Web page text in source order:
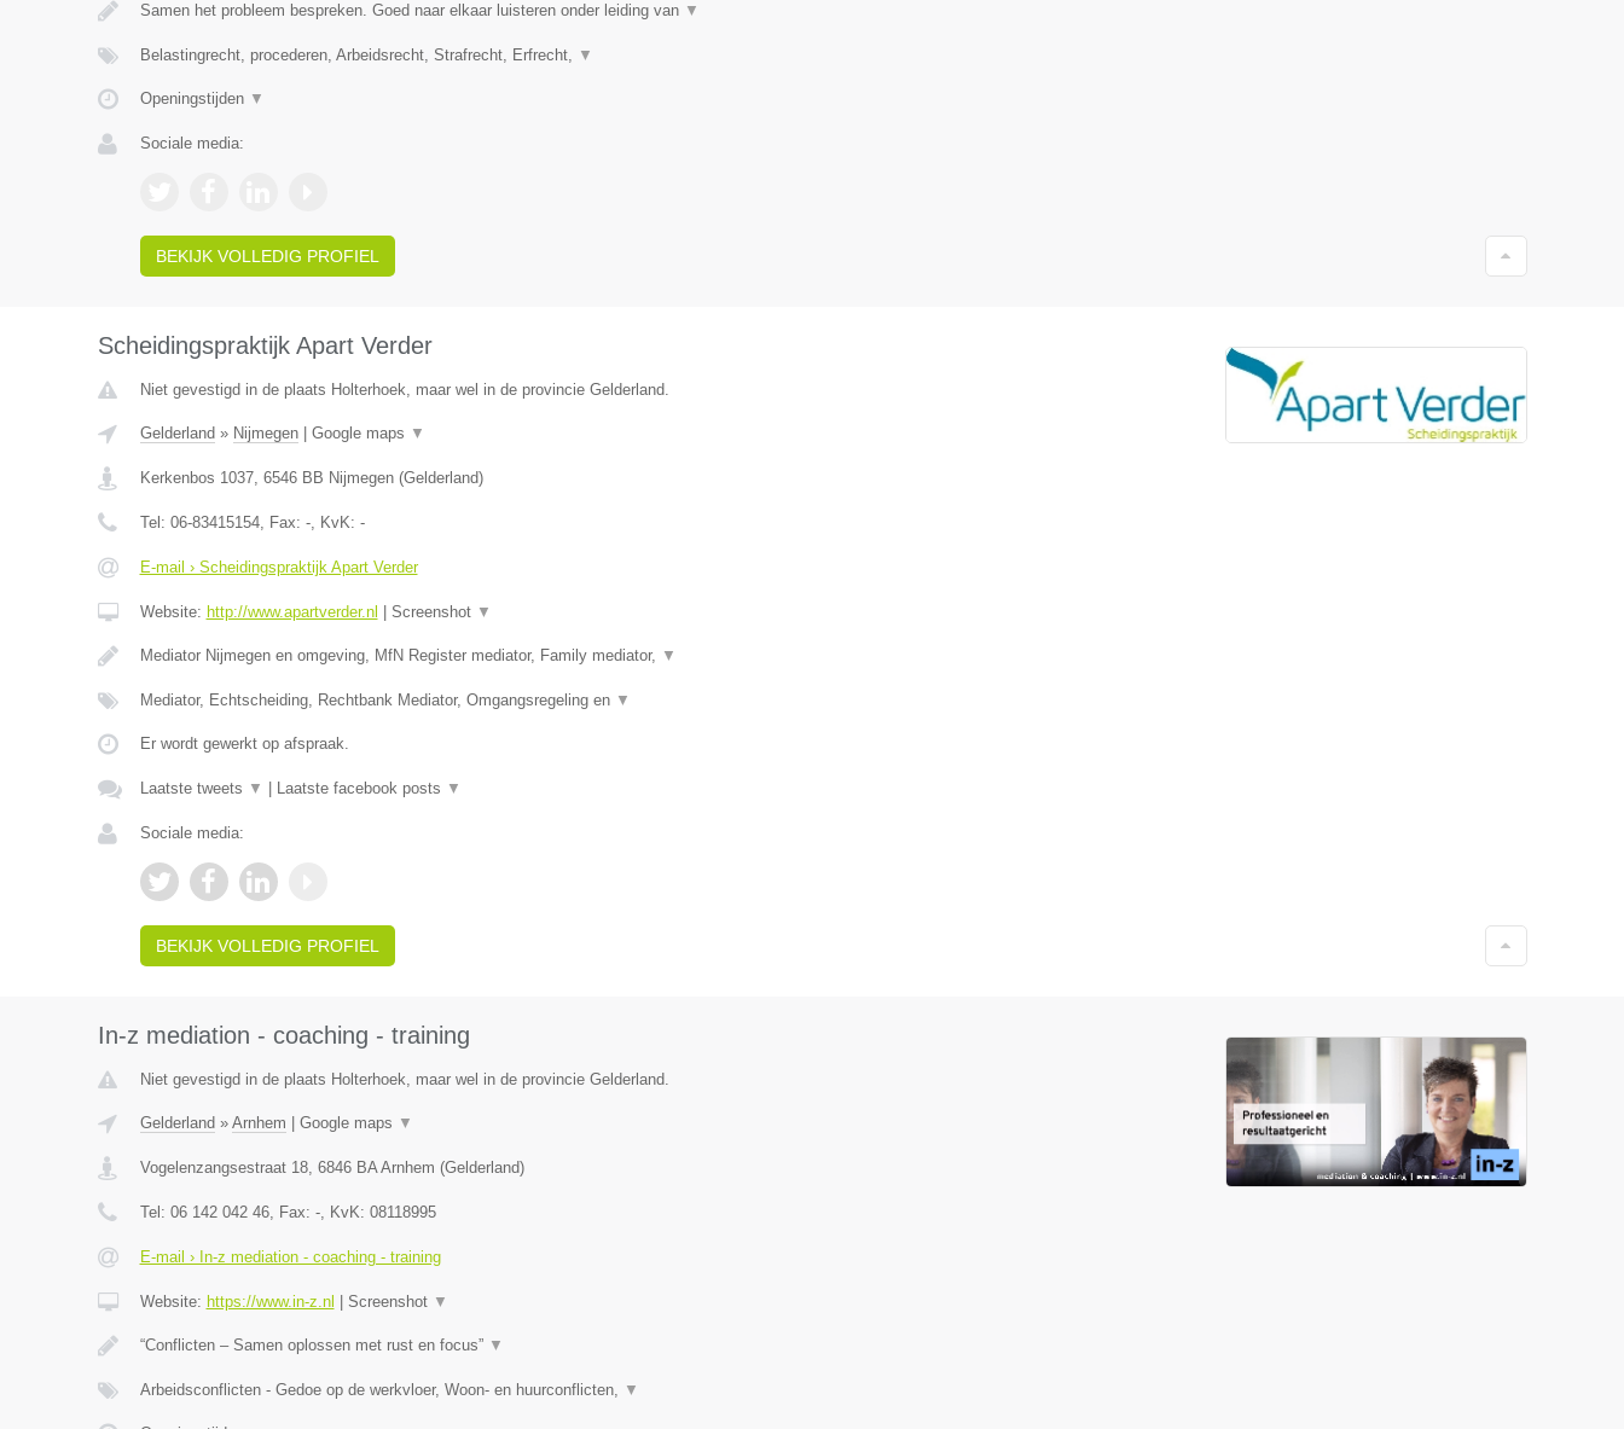
Samen het probleem bespreken. Goed naar elkaar luisteren onder leiding van ▼
Belastingrecht, procederen, Arbeidsrecht, Strafrecht, Erfrecht, ▼
Openingstijden ▼
Sociale media:
BEKIJK VOLLEDIG PROFIEL
Scheidingspraktijk Apart Verder
Niet gevestigd in de plaats Holterhoek, maar wel in de provincie Gelderland.
Gelderland » Nijmegen| Google maps ▼
Kerkenbos 1037, 6546 BB Nijmegen(Gelderland)
Tel: 06-83415154, Fax: -, KvK: -
E-mail › Scheidingspraktijk Apart Verder
Website: http://www.apartverder.nl Screenshot ▼
Mediator Nijmegen en omgeving, MfN Register mediator, Family mediator, ▼
Mediator, Echtscheiding, Rechtbank Mediator, Omgangsregeling en ▼
Er wordt gewerkt op afspraak.
Laatste tweets ▼ Laatste facebook posts ▼
Sociale media:
BEKIJK VOLLEDIG PROFIEL
In-z mediation - coaching - training
Niet gevestigd in de plaats Holterhoek, maar wel in de provincie Gelderland.
Gelderland » Arnhem Google maps ▼
Vogelenzangsestraat 18, 6846 BA Arnhem (Gelderland)
Tel: 06 142 042 46, Fax: -, KvK: 08118995
E-mail › In-z mediation - coaching - training
Website: https://www.in-z.nl Screenshot ▼
“Conflicten – Samen oplossen met rust en focus” ▼
Arbeidsconflicten - Gedoe op de werkvloer, Woon- en huurconflicten, ▼